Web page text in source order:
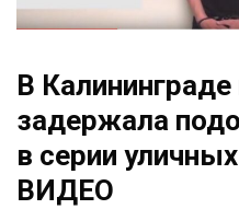
В
задержала
в серии
ВИДЕО